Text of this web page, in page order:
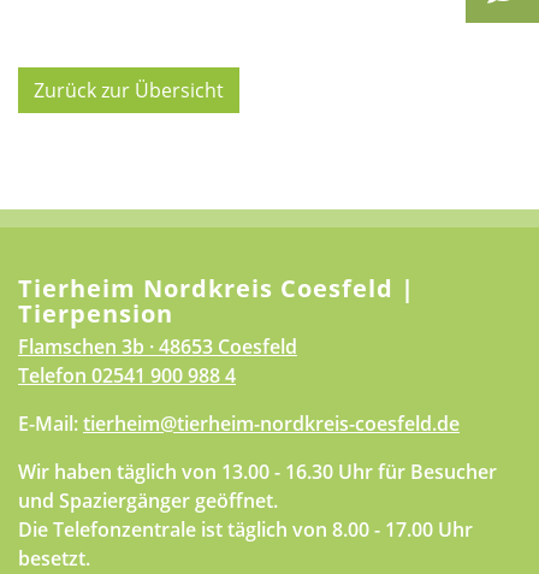
Zurück zur Übersicht
Tierheim Nordkreis Coesfeld |
Tierpension
Flamschen 3b · 48653 Coesfeld
Telefon 02541 900 988 4
E-Mail:tierheim@tierheim-nordkreis-coesfeld.de
Wir haben täglich von 13.00 - 16.30 Uhr für Besucher
und Spaziergänger geöffnet.
Die Telefonzentrale ist täglich von 8.00 - 17.00 Uhr
besetzt.